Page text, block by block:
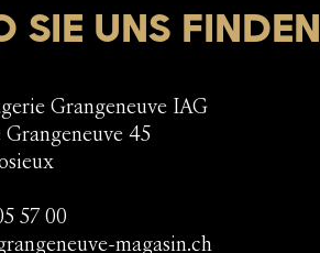
SIE UNS FINDEN
Grangeneuve IAG
Grangeneuve 45
57 00
magasin.ch